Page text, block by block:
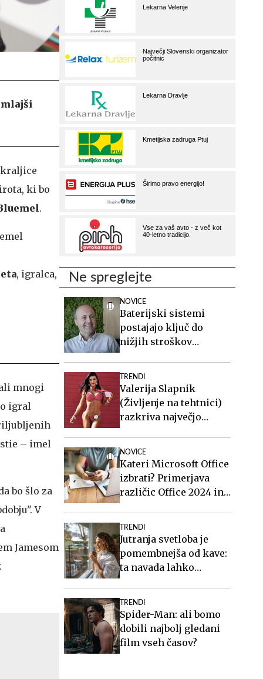
ki bo
.
, igralca,
mnogi
igral
– imel
bo šlo za
V
Jamesom
Ne spreglejte
NOVICE
Baterijski sistemi
postajajo ključ do
nižjih stroškov
TRENDI
Valerija Slapnik
(Življenje na tehtnici)
razkriva največjo
NOVICE
Kateri Microsoft Office
izbrati? Primerjava
različic Office 2024 in
TRENDI
Jutranja svetloba je
pomembnejša od kave:
ta navada lahko
TRENDI
Spider-Man: ali bomo
dobili najbolj gledani
film vseh časov?